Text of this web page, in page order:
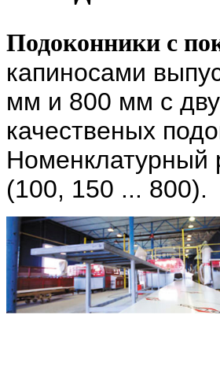
Подоконники с
капиносами
мм и 800 мм с
качественых
Номенклатурный
(100, 150 ... 800).